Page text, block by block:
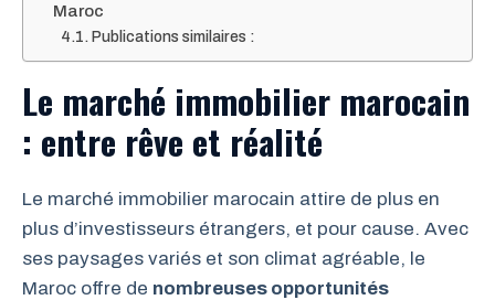
Maroc
Publications similaires :
Le marché immobilier marocain
: entre rêve et réalité
Le marché immobilier marocain attire de plus en
plus d’investisseurs étrangers, et pour cause. Avec
ses paysages variés et son climat agréable, le
Maroc offre de nombreuses opportunités